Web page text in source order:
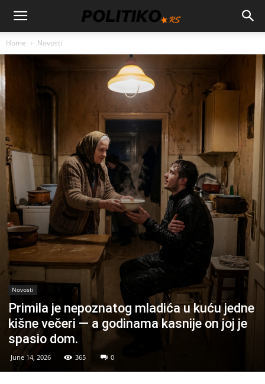
Home Novosti
Novosti
Primila je nepoznatog mladića u kuću jedne
kišne večeri — a godinama kasnije on joj je
spasio dom.
June 14, 2026 365 0